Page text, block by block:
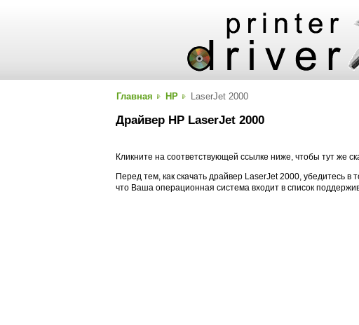
Главная HP LaserJet 2000
Драйвер HP LaserJet 2000
Кликните на соответствующей ссылке ниже, чтобы тут же
Перед тем, как скачать драйвер LaserJet 2000, убедитесь
что Ваша операционная система входит в список